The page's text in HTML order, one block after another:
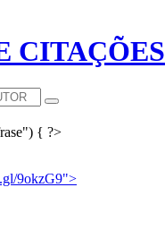
CITAÇÕES
{ ?>
9okzG9">